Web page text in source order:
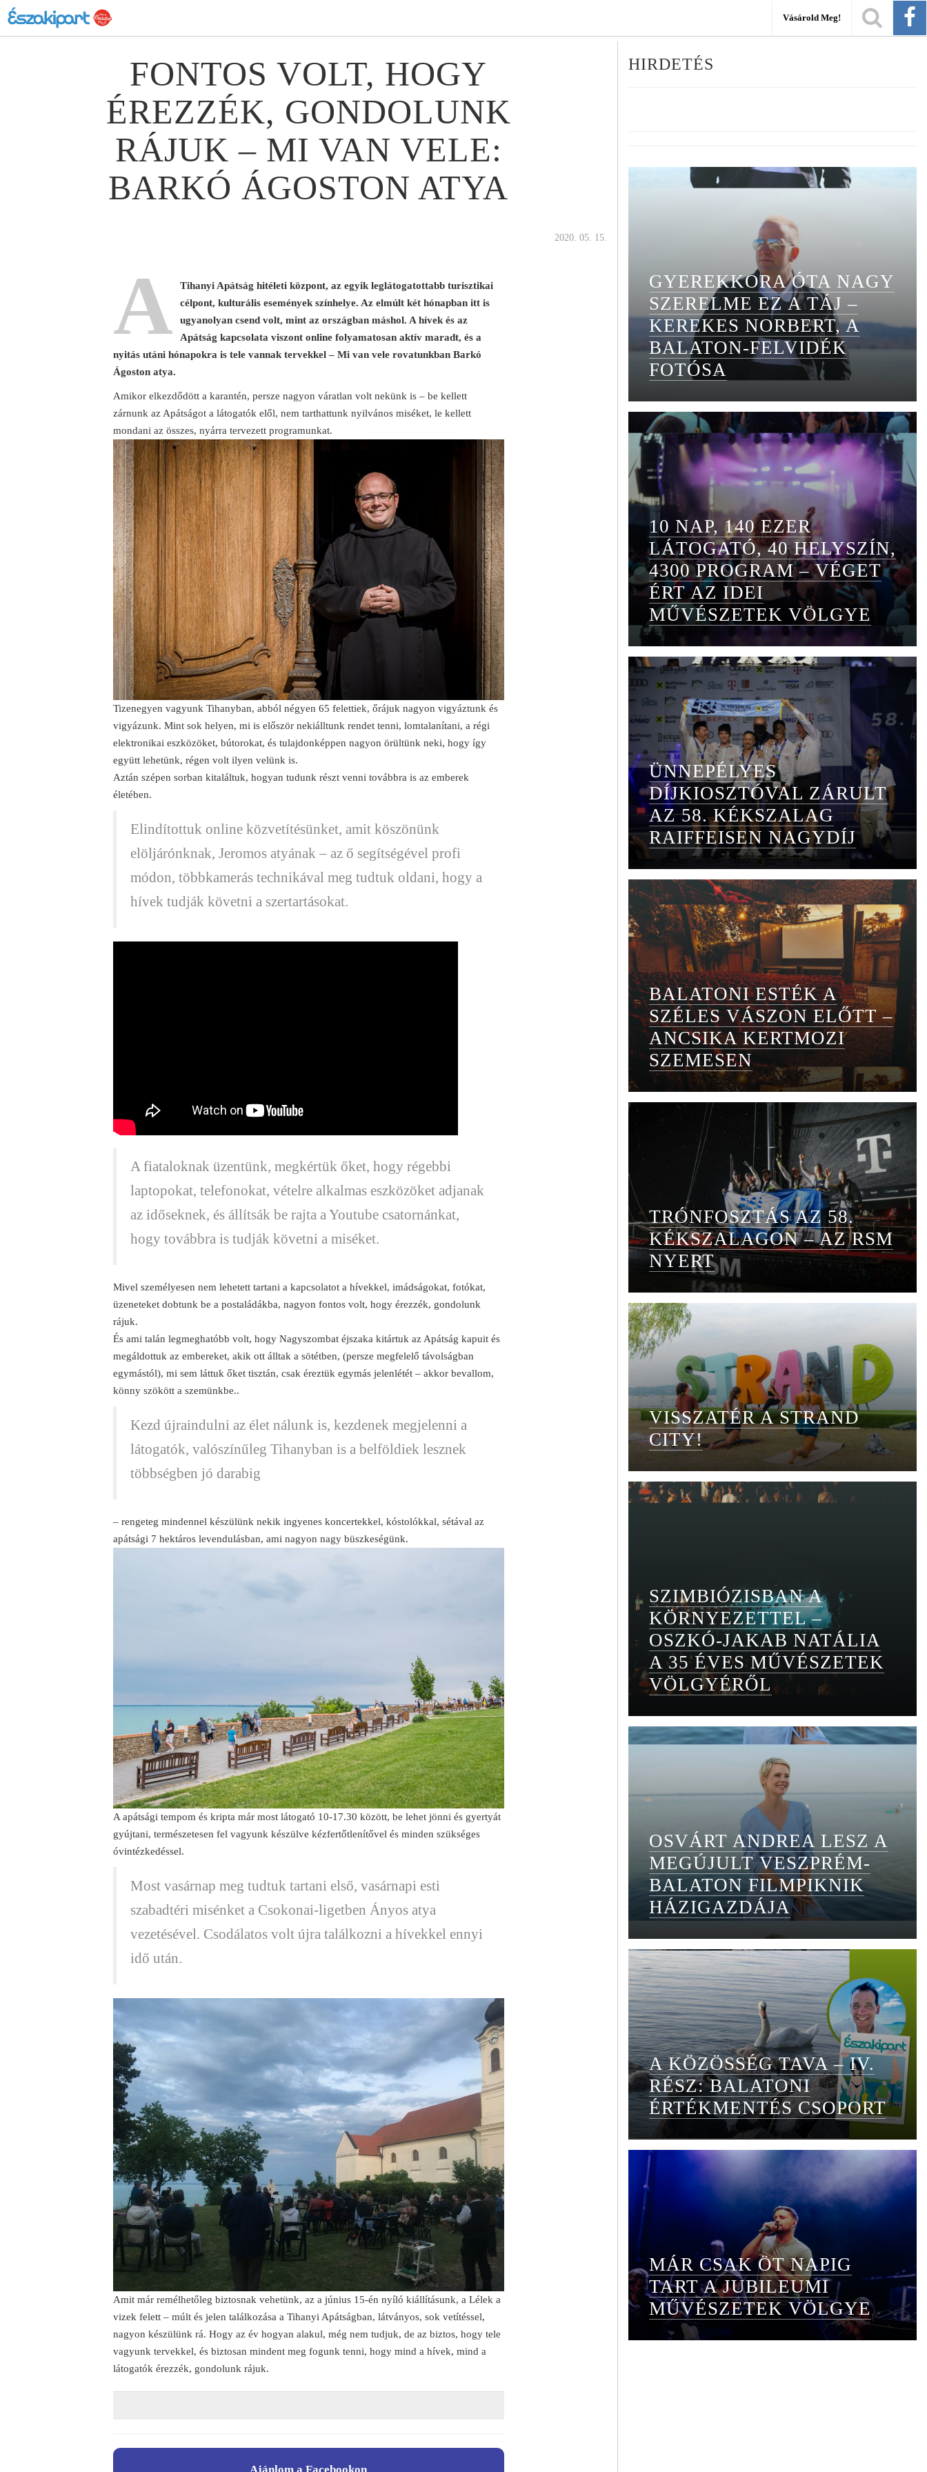
Vásárold Meg!
FONTOS VOLT, HOGY
ÉREZZÉK, GONDOLUNK
RÁJUK – MI VAN VELE:
BARKÓ ÁGOSTON ATYA
2020. 05. 15.
A
Tihanyi Apátság hitéleti központ, az egyik leglátogatottabb turisztikai
célpont, kulturális események színhelye. Az elmúlt két hónapban itt is
ugyanolyan csend volt, mint az országban máshol. A hívek és az
Apátság kapcsolata viszont online folyamatosan aktív maradt, és a
nyitás utáni hónapokra is tele vannak tervekkel – Mi van vele rovatunkban Barkó
Ágoston atya.
Amikor elkezdődött a karantén, persze nagyon váratlan volt nekünk is – be kellett
zárnunk az Apátságot a látogatók elől, nem tarthattunk nyilvános miséket, le kellett
mondani az összes, nyárra tervezett programunkat.
Tizenegyen vagyunk Tihanyban, abból négyen 65 felettiek, őrájuk nagyon vigyáztunk és
vigyázunk. Mint sok helyen, mi is először nekiálltunk rendet tenni, lomtalanítani, a régi
elektronikai eszközöket, bútorokat, és tulajdonképpen nagyon örültünk neki, hogy így
együtt lehetünk, régen volt ilyen velünk is.
Aztán szépen sorban kitaláltuk, hogyan tudunk részt venni továbbra is az emberek
életében.
Elindítottuk online közvetítésünket, amit köszönünk
elöljárónknak, Jeromos atyának – az ő segítségével profi
módon, többkamerás technikával meg tudtuk oldani, hogy a
hívek tudják követni a szertartásokat.
A fiataloknak üzentünk, megkértük őket, hogy régebbi
laptopokat, telefonokat, vételre alkalmas eszközöket adjanak
az időseknek, és állítsák be rajta a Youtube csatornánkat,
hogy továbbra is tudják követni a miséket.
Mivel személyesen nem lehetett tartani a kapcsolatot a hívekkel, imádságokat, fotókat,
üzeneteket dobtunk be a postaládákba, nagyon fontos volt, hogy érezzék, gondolunk
rájuk.
És ami talán legmeghatóbb volt, hogy Nagyszombat éjszaka kitártuk az Apátság kapuit és
megáldottuk az embereket, akik ott álltak a sötétben, (persze megfelelő távolságban
egymástól), mi sem láttuk őket tisztán, csak éreztük egymás jelenlétét – akkor bevallom,
könny szökött a szemünkbe..
Kezd újraindulni az élet nálunk is, kezdenek megjelenni a
látogatók, valószínűleg Tihanyban is a belföldiek lesznek
többségben jó darabig
– rengeteg mindennel készülünk nekik ingyenes koncertekkel, kóstolókkal, sétával az
apátsági 7 hektáros levendulásban, ami nagyon nagy büszkeségünk.
A apátsági tempom és kripta már most látogató 10-17.30 között, be lehet jönni és gyertyát
gyújtani, természetesen fel vagyunk készülve kézfertőtlenítővel és minden szükséges
óvintézkedéssel.
Most vasárnap meg tudtuk tartani első, vasárnapi esti
szabadtéri misénket a Csokonai-ligetben Ányos atya
vezetésével. Csodálatos volt újra találkozni a hívekkel ennyi
idő után.
Amit már remélhetőleg biztosnak vehetünk, az a június 15-én nyíló kiállításunk, a Lélek a
vizek felett – múlt és jelen találkozása a Tihanyi Apátságban, látványos, sok vetítéssel,
nagyon készülünk rá. Hogy az év hogyan alakul, még nem tudjuk, de az biztos, hogy tele
vagyunk tervekkel, és biztosan mindent meg fogunk tenni, hogy mind a hívek, mind a
látogatók érezzék, gondolunk rájuk.
HIRDETÉS
GYEREKKORA ÓTA NAGY
SZERELME EZ A TÁJ –
KEREKES NORBERT, A
BALATON-FELVIDÉK
FOTÓSA
10 NAP, 140 EZER
LÁTOGATÓ, 40 HELYSZÍN,
4300 PROGRAM – VÉGET
ÉRT AZ IDEI
MŰVÉSZETEK VÖLGYE
ÜNNEPÉLYES
DÍJKIOSZTÓVAL ZÁRULT
AZ 58. KÉKSZALAG
RAIFFEISEN NAGYDÍJ
BALATONI ESTÉK A
SZÉLES VÁSZON ELŐTT –
ANCSIKA KERTMOZI
SZEMESEN
TRÓNFOSZTÁS AZ 58.
KÉKSZALAGON – AZ RSM
NYERT
VISSZATÉR A STRAND
CITY!
SZIMBIÓZISBAN A
KÖRNYEZETTEL –
OSZKÓ-JAKAB NATÁLIA
A 35 ÉVES MŰVÉSZETEK
VÖLGYÉRŐL
OSVÁRT ANDREA LESZ A
MEGÚJULT VESZPRÉM-
BALATON FILMPIKNIK
HÁZIGAZDÁJA
A KÖZÖSSÉG TAVA – IV.
RÉSZ: BALATONI
ÉRTÉKMENTÉS CSOPORT
MÁR CSAK ÖT NAPIG
TART A JUBILEUMI
MŰVÉSZETEK VÖLGYE